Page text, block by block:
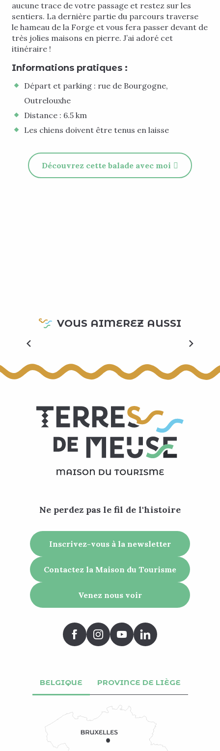
aucune trace de votre passage et restez sur les
sentiers. La dernière partie du parcours traverse
le hameau de la Forge et vous fera passer devant de
très jolies maisons en pierre. J’ai adoré cet
itinéraire !
Informations pratiques :
Départ et parking : rue de Bourgogne,
Outrelouxhe
Distance : 6.5 km
Les chiens doivent être tenus en laisse
Découvrez cette balade avec moi
VOUS AIMEREZ AUSSI
au cœur de ce qui deviendra votre plus jolie balade.
LIRE LA SUITE
Ne perdez pas le fil de l'histoire
Inscrivez-vous à la newsletter
Contactez la Maison du Tourisme
Venez nous voir
BELGIQUE PROVINCE DE LIÈGE